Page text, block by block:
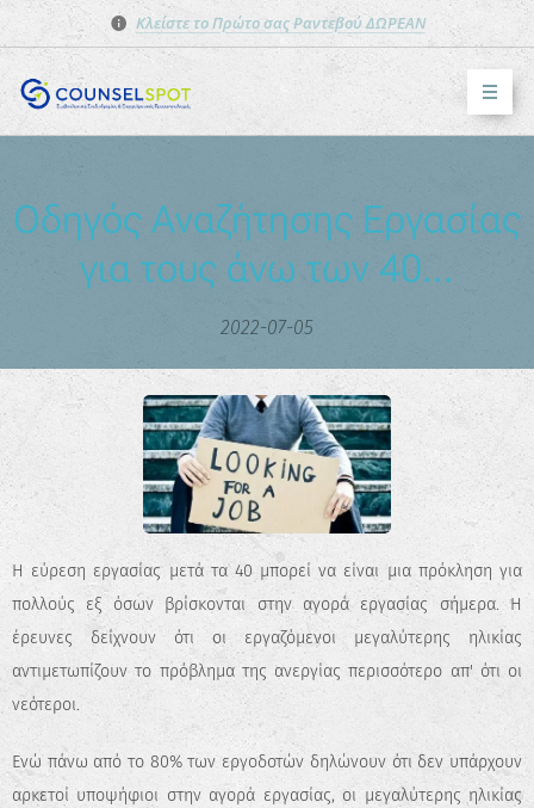
Κλείστε το Πρώτο σας Ραντεβού ΔΩΡΕΑΝ
Οδηγός Αναζήτησης Εργασίας
για τους άνω των 40...
2022-07-05
Η εύρεση εργασίας μετά τα 40 μπορεί να είναι μια πρόκληση για
πολλούς εξ όσων βρίσκονται στην αγορά εργασίας σήμερα. Η
έρευνες δείχνουν ότι οι εργαζόμενοι μεγαλύτερης ηλικίας
αντιμετωπίζουν το πρόβλημα της ανεργίας περισσότερο απ' ότι οι
νεότεροι.
Ενώ πάνω από το 80% των εργοδοτών δηλώνουν ότι δεν υπάρχουν
αρκετοί υποψήφιοι στην αγορά εργασίας, οι μεγαλύτερης ηλικίας